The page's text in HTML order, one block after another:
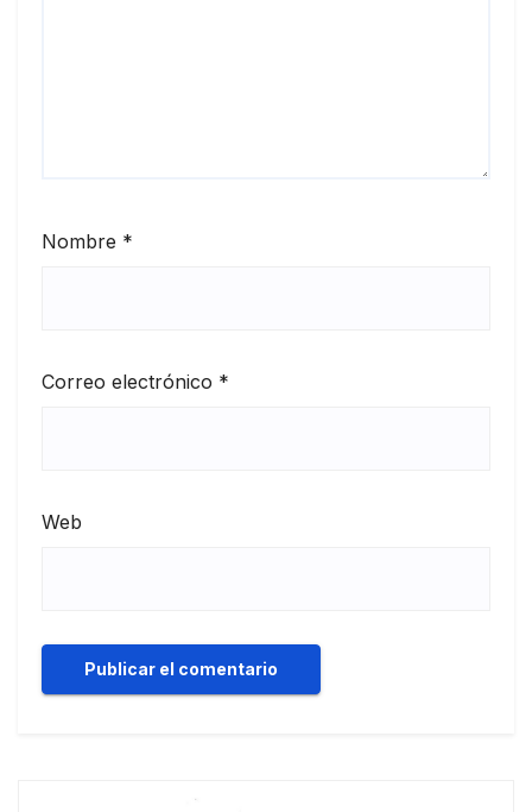
Nombre *
Correo electrónico *
Web